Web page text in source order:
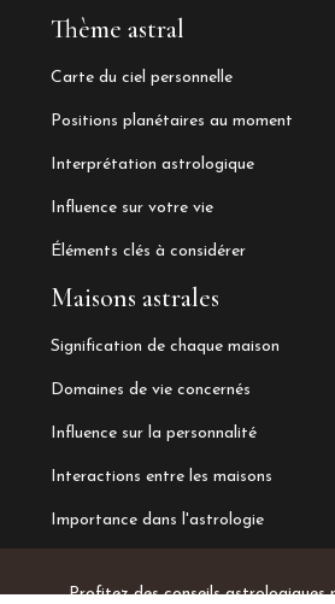
Thème astral
Carte du ciel personnelle
Positions planétaires au moment
Interprétation astrologique
Influence sur votre vie
Éléments clés à considérer
Maisons astrales
Signification de chaque maison
Domaines de vie concernés
Influence sur la personnalité
Interactions entre les maisons
Importance dans l'astrologie
Profitez des conseils astrologiques